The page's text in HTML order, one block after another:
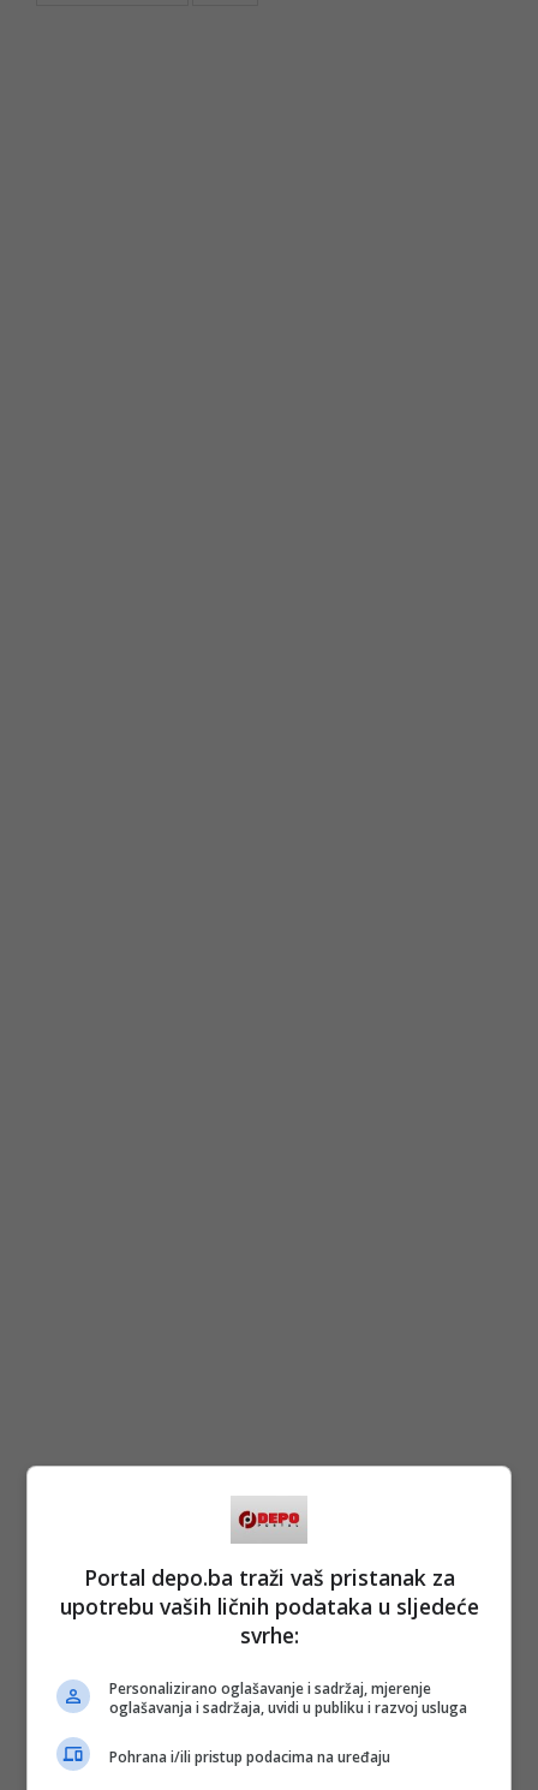
Portal depo.ba traži vaš pristanak za
upotrebu vaših ličnih podataka u sljedeće
svrhe:
Personalizirano oglašavanje i sadržaj, mjerenje
oglašavanja i sadržaja, uvidi u publiku i razvoj usluga
Pohrana i/ili pristup podacima na uređaju